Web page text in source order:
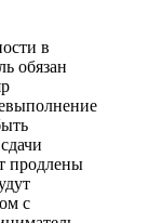
в
обязан
продлены
с